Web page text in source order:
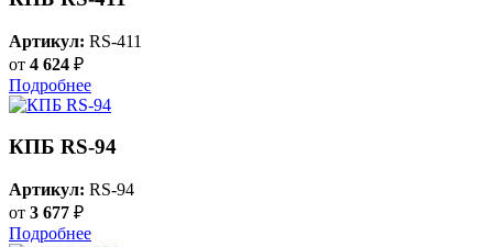
Артикул: RS-411
от 4 624 ₽
Подробнее
КПБ RS-94
Артикул: RS-94
от 3 677 ₽
Подробнее